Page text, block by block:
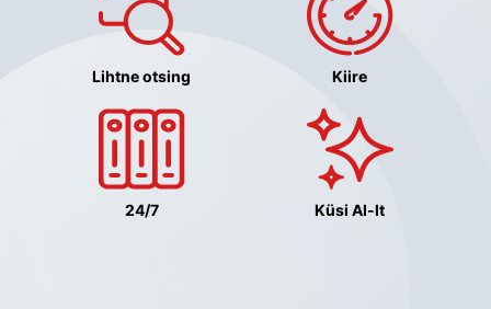
Lihtne otsing Kiire
24/7 Küsi AI-lt